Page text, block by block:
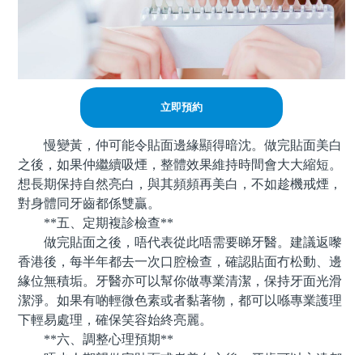
立即預約
慢變黃，仲可能令貼面邊緣顯得暗沈。做完貼面美白
之後，如果仲繼續吸煙，整體效果維持時間會大大縮短。
想長期保持自然亮白，與其頻頻再美白，不如趁機戒煙，
對身體同牙齒都係雙贏。
**五、定期複診檢查**
做完貼面之後，唔代表從此唔需要睇牙醫。建議返嚟
香港後，每半年都去一次口腔檢查，確認貼面冇松動、邊
緣位無積垢。牙醫亦可以幫你做專業清潔，保持牙面光滑
潔淨。如果有啲輕微色素或者黏著物，都可以喺專業護理
下輕易處理，確保笑容始終亮麗。
**六、調整心理預期**